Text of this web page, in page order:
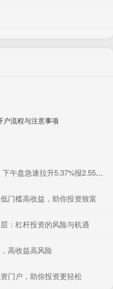
户流程与注意事项
盘急速拉升5.37%报2.55美元
门槛高收益，助你投资致富
：杠杆投资的风险与机遇
高收益高风险
门户，助你投资更轻松